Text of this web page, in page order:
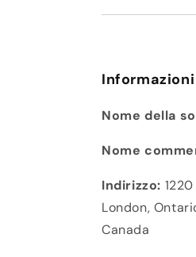
Nome della
Nome
Indirizzo:
London,
Canada